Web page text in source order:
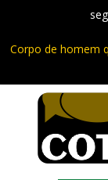
Corpo de homem
Ladrão é preso
Previsão do
Obras de
Trabalhadores